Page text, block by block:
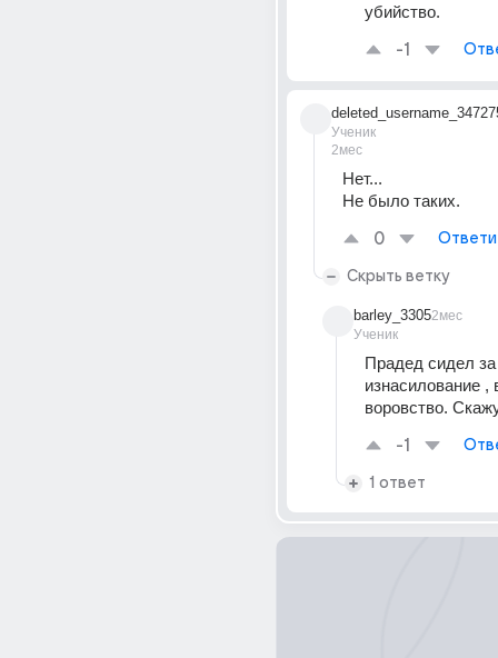
убийство.
-1
Ученик
2мес
Нет...
Не было таких.
0
Скрыть ветку
barley_3305
Ученик
2мес
Прадед сидел за
изнасилование ,
воровство.
-1
1 ответ